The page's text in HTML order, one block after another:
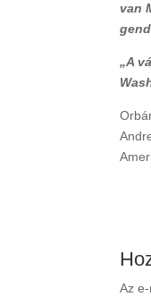
van
„A
Az